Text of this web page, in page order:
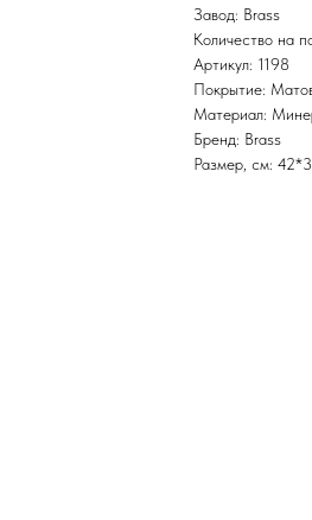
Завод: Brass
Количество на
Артикул: 1198
Покрытие:
Материал:
Бренд: Brass
Размер, см: